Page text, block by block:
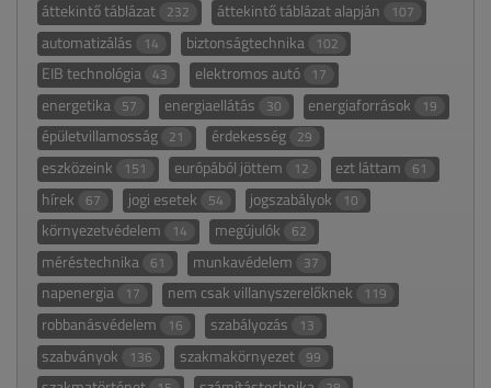
áttekintő táblázat 232 áttekintő táblázat alapján 107
automatizálás 14 biztonságtechnika 102
EIB technológia 43 elektromos autó 17
energetika 57 energiaellátás 30 energiaforrások 19
épületvillamosság 21 érdekesség 29
eszközeink 151 európából jöttem 12 ezt láttam 61
hírek 67 jogi esetek 54 jogszabályok 10
környezetvédelem 14 megújulók 62
méréstechnika 61 munkavédelem 37
napenergia 17 nem csak villanyszerelőknek 119
robbanásvédelem 16 szabályozás 13
szabványok 136 szakmakörnyezet 99